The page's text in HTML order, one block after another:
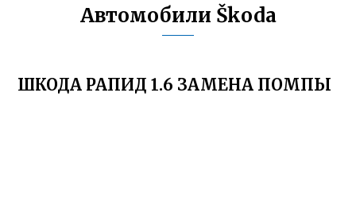
Автомобили Škoda
ШКОДА РАПИД 1.6 ЗАМЕНА ПОМПЫ